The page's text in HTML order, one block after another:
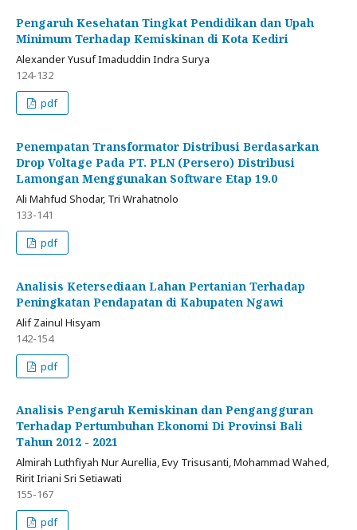
Pengaruh Kesehatan Tingkat Pendidikan dan Upah
Minimum Terhadap Kemiskinan di Kota Kediri
Alexander Yusuf Imaduddin Indra Surya
124-132
pdf
Penempatan Transformator Distribusi Berdasarkan
Drop Voltage Pada PT. PLN (Persero) Distribusi
Lamongan Menggunakan Software Etap 19.0
Ali Mahfud Shodar, Tri Wrahatnolo
133-141
pdf
Analisis Ketersediaan Lahan Pertanian Terhadap
Peningkatan Pendapatan di Kabupaten Ngawi
Alif Zainul Hisyam
142-154
pdf
Analisis Pengaruh Kemiskinan dan Pengangguran
Terhadap Pertumbuhan Ekonomi Di Provinsi Bali
Tahun 2012 - 2021
Almirah Luthfiyah Nur Aurellia, Evy Trisusanti, Mohammad Wahed,
Ririt Iriani Sri Setiawati
155-167
pdf